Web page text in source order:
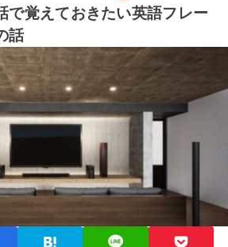
で覚えておきたい英語フレー
話